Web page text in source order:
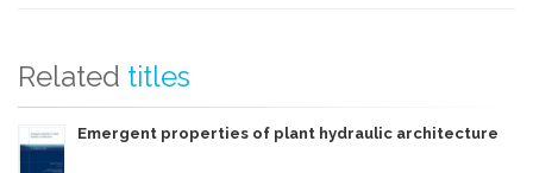
Related titles
Emergent properties of plant hydraulic architecture